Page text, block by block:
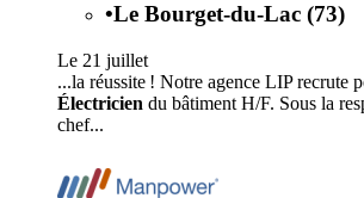
•Le Bourget-du-Lac (73)
Le 21 juillet
...la réussite ! Notre agence LIP recrute
Électricien du bâtiment H/F. Sous la
chef...